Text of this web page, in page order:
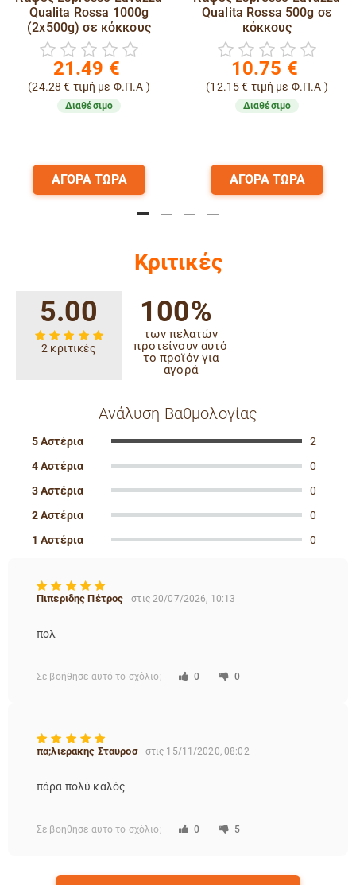
Qualita Rossa 1000g
(2x500g) σε κόκκους
21.49 €
(24.28 € τιμή με Φ.Π.Α )
Διαθέσιμο
ΑΓΟΡΑ ΤΩΡΑ
Qualita Rossa 500g σε
κόκκους
10.75 €
(12.15 € τιμή με Φ.Π.Α )
Διαθέσιμο
ΑΓΟΡΑ ΤΩΡΑ
Κριτικές
5.00
2 κριτικές
100%
των πελατών
προτείνουν αυτό
το προϊόν για
αγορά
Ανάλυση Βαθμολογίας
5 Αστέρια
2
4 Αστέρια
0
3 Αστέρια
0
2 Αστέρια
0
1 Αστέρια
0
Πιπεριδης Πέτρος στις 20/07/2026, 10:13
πολ
Σε βοήθησε αυτό το σχόλιο; 0 0
πα;λιερακης Σταυροσ στις 15/11/2020, 08:02
πάρα πολύ καλός
Σε βοήθησε αυτό το σχόλιο; 0 5